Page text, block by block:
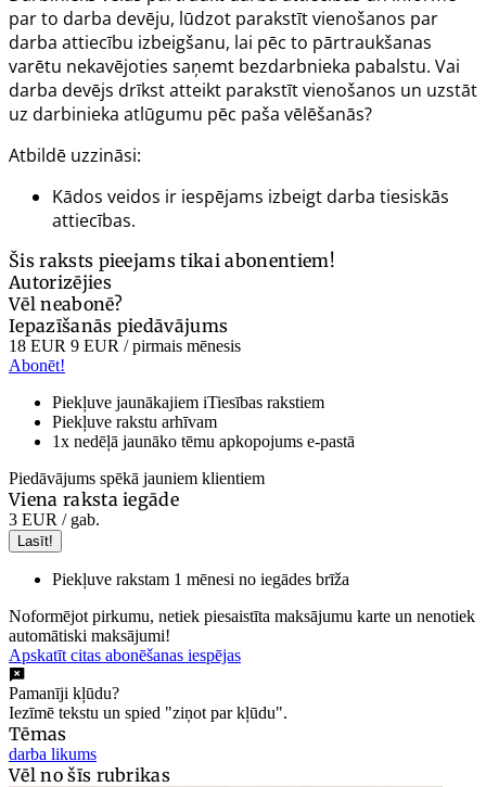
par to darba devēju, lūdzot parakstīt vienošanos par
darba attiecību izbeigšanu, lai pēc to pārtraukšanas
varētu nekavējoties saņemt bezdarbnieka pabalstu. Vai
darba devējs drīkst atteikt parakstīt vienošanos un uzstāt
uz darbinieka atlūgumu pēc paša vēlēšanās?
Atbildē uzzināsi:
Kādos veidos ir iespējams izbeigt darba tiesiskās
attiecības.
Šis raksts pieejams tikai abonentiem!
Autorizējies
Vēl neabonē?
Iepazīšanās piedāvājums
18 EUR 9 EUR / pirmais mēnesis
Abonēt!
Piekļuve jaunākajiem iTiesības rakstiem
Piekļuve rakstu arhīvam
1x nedēļā jaunāko tēmu apkopojums e-pastā
Piedāvājums spēkā jauniem klientiem
Viena raksta iegāde
3 EUR / gab.
Lasīt!
Piekļuve rakstam 1 mēnesi no iegādes brīža
Noformējot pirkumu, netiek piesaistīta maksājumu karte un nenotiek
automātiski maksājumi!
Apskatīt citas abonēšanas iespējas
Pamanīji kļūdu?
Iezīmē tekstu un spied "ziņot par kļūdu".
Tēmas
darba likums
Vēl no šīs rubrikas